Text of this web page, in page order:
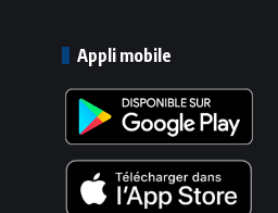
Appli mobile